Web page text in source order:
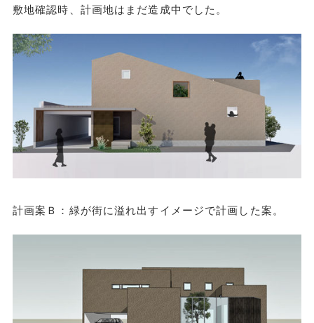
敷地確認時、計画地はまだ造成中でした。
計画案Ｂ：緑が街に溢れ出すイメージで計画した案。